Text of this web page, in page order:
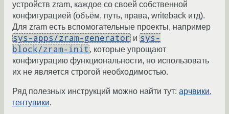
устройств zram, каждое со своей собственной
конфигурацией (объём, путь, права, writeback итд).
Для zram есть вспомогательные проекты, например
sys-apps/zram-generator и sys-
block/zram-init , которые упрощают
конфигурацию функциональности, но использовать
их не является строгой необходимостью.
Ряд полезных инструкций можно найти тут: арчвики,
гентувики.